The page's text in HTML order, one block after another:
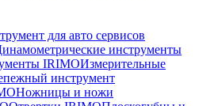
для авто сервисов
инструменты
IRIMOИзмерительные
инструмент
Ножницы и ножи